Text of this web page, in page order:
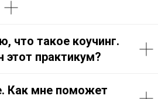
что такое коучинг.
этот практикум?
Как мне поможет